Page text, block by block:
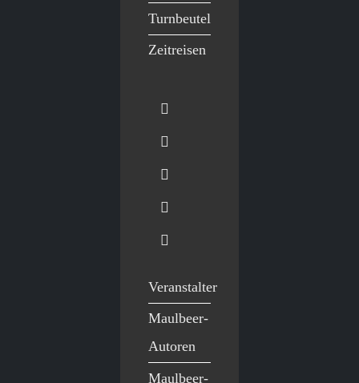
Turnbeutel
Zeitreisen
Veranstalter
Maulbeer-
Autoren
Maulbeer-